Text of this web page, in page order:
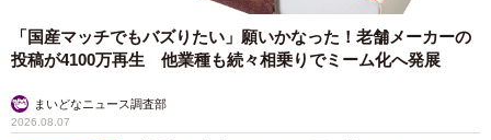
「国産マッチでもバズりたい」願いかなった！老舗メーカーの
投稿が4100万再生 他業種も続々相乗りでミーム化へ発展
まいどなニュース調査部
2026.08.07